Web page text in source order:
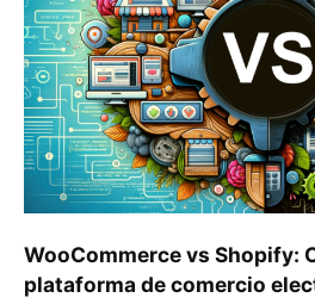
WooCommerce vs Shopify:
plataforma de comercio
es
la
mejor
plataforma
de
comercio
electrónico
(2024)